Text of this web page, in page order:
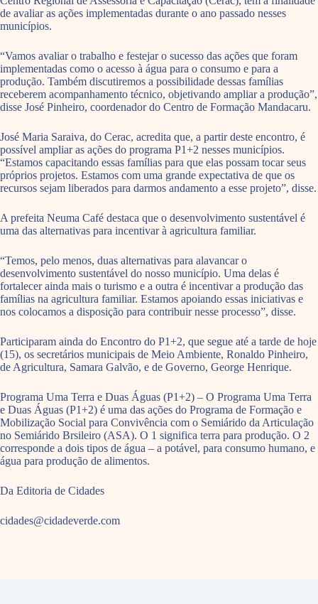
de avaliar as ações implementadas durante o ano passado nesses
municípios.
“Vamos avaliar o trabalho e festejar o sucesso das ações que foram
implementadas como o acesso à água para o consumo e para a
produção. Também discutiremos a possibilidade dessas famílias
receberem acompanhamento técnico, objetivando ampliar a produção”,
disse José Pinheiro, coordenador do Centro de Formação Mandacaru.
José Maria Saraiva, do Cerac, acredita que, a partir deste encontro, é
possível ampliar as ações do programa P1+2 nesses municípios.
“Estamos capacitando essas famílias para que elas possam tocar seus
próprios projetos. Estamos com uma grande expectativa de que os
recursos sejam liberados para darmos andamento a esse projeto”, disse.
A prefeita Neuma Café destaca que o desenvolvimento sustentável é
uma das alternativas para incentivar à agricultura familiar.
“Temos, pelo menos, duas alternativas para alavancar o
desenvolvimento sustentável do nosso município. Uma delas é
fortalecer ainda mais o turismo e a outra é incentivar a produção das
famílias na agricultura familiar. Estamos apoiando essas iniciativas e
nos colocamos a disposição para contribuir nesse processo”, disse.
Participaram ainda do Encontro do P1+2, que segue até a tarde de hoje
(15), os secretários municipais de Meio Ambiente, Ronaldo Pinheiro,
de Agricultura, Samara Galvão, e de Governo, George Henrique.
Programa Uma Terra e Duas Águas (P1+2) – O Programa Uma Terra
e Duas Águas (P1+2) é uma das ações do Programa de Formação e
Mobilização Social para Convivência com o Semiárido da Articulação
no Semiárido Brsileiro (ASA). O 1 significa terra para produção. O 2
corresponde a dois tipos de água – a potável, para consumo humano, e
água para produção de alimentos.
Da Editoria de Cidades
cidades@cidadeverde.com